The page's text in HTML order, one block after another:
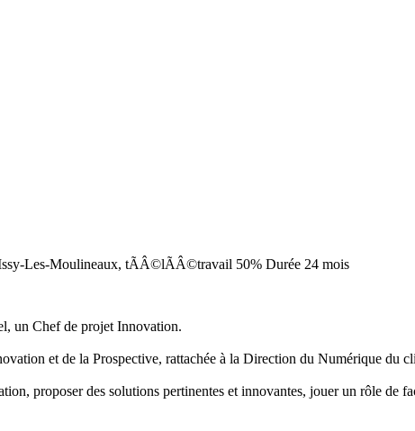
Les-Moulineaux, tÃÂ©lÃÂ©travail 50% Durée 24 mois
un Chef de projet Innovation.
et de la Prospective, rattachée à la Direction du Numérique du
proposer des solutions pertinentes et innovantes, jouer un rôle de